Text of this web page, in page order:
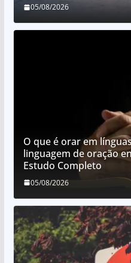
05/08/2026
O que é orar em
linguagem de oração
Estudo Completo
05/08/2026